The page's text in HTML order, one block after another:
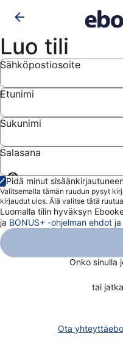
Luo tili
Sähköpostiosoite
Etunimi
Sukunimi
Salasana
Näytä
salasana
Pidä minut
Valitsemalla tämän ruudun pysyt
kirjaudut ulos. Älä valitse tätä
Luomalla tilin hyväksyn
ja BONUS+ -ohjelman ehdot
Onko sinulla
tai
Ota yhteyttä